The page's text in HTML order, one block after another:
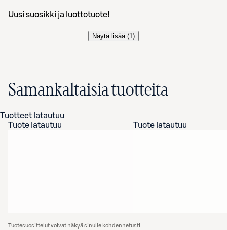
Uusi suosikki ja luottotuote!
Näytä lisää (1)
Samankaltaisia tuotteita
Tuotteet latautuu
Tuote latautuu
Tuote latautuu
Tuotesuosittelut voivat näkyä sinulle kohdennetusti